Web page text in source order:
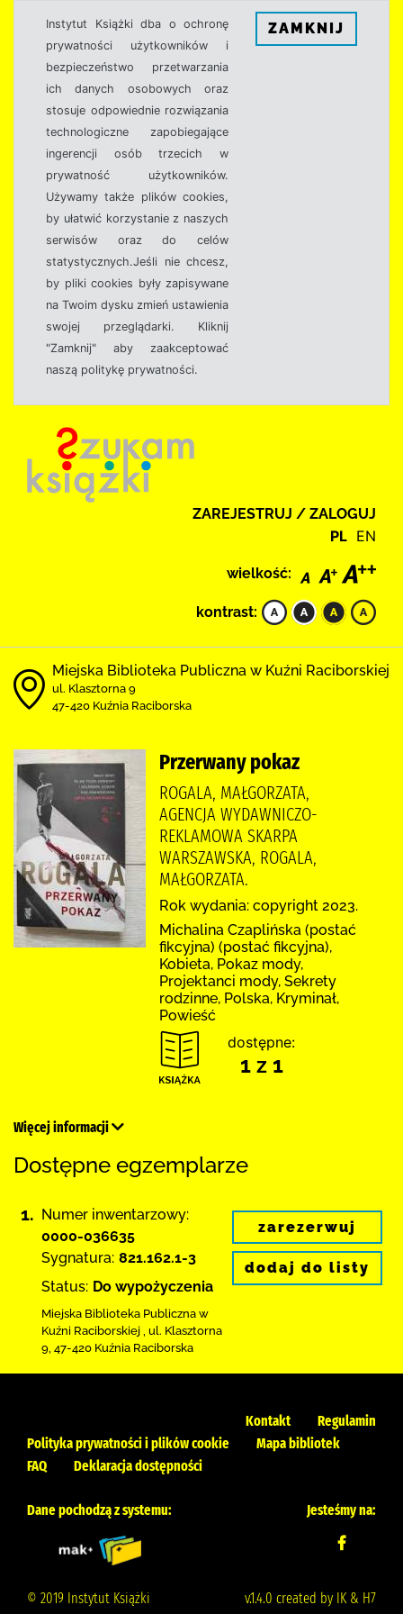
Instytut Książki dba o ochronę
prywatności użytkowników i
bezpieczeństwo przetwarzania
ich danych osobowych oraz
stosuje odpowiednie rozwiązania
technologiczne zapobiegające
ingerencji osób trzecich w
prywatność użytkowników.
Używamy także plików cookies,
by ułatwić korzystanie z naszych
serwisów oraz do celów
statystycznych.Jeśli nie chcesz,
by pliki cookies były zapisywane
na Twoim dysku zmień ustawienia
swojej przeglądarki. Kliknij
"Zamknij" aby zaakceptować
naszą politykę prywatności.
ZAMKNIJ
ZAREJESTRUJ / ZALOGUJ
PL EN
wielkość:
kontrast:
Miejska Biblioteka Publiczna w Kuźni Raciborskiej
ul. Klasztorna 9
47-420 Kuźnia Raciborska
Przerwany pokaz
ROGALA, MAŁGORZATA,
AGENCJA WYDAWNICZO-
REKLAMOWA SKARPA
WARSZAWSKA, ROGALA,
MAŁGORZATA.
Rok wydania: copyright 2023.
Michalina Czaplińska (postać
fikcyjna) (postać fikcyjna),
Kobieta, Pokaz mody,
Projektanci mody, Sekrety
rodzinne, Polska, Kryminał,
Powieść
dostępne:
1 z 1
Więcej informacji
Dostępne egzemplarze
1. Numer inwentarzowy:
0000-036635
Sygnatura: 821.162.1-3
Status: Do wypożyczenia
Miejska Biblioteka Publiczna w
Kuźni Raciborskiej ul. Klasztorna
9 47-420 Kuźnia Raciborska
zarezerwuj
dodaj do listy
Kontakt
Regulamin
Polityka prywatności i plików cookie
Mapa bibliotek
FAQ
Deklaracja dostępności
Dane pochodzą z systemu: Jesteśmy na:
© 2019 Instytut Książki v.1.4.0 created by IK & H7